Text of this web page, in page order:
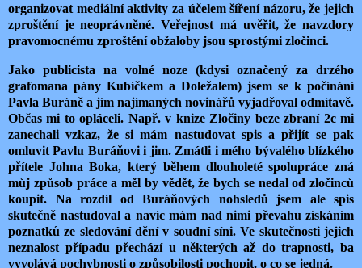
organizovat mediální aktivity za účelem šíření názoru, že jejich
zproštění je neoprávněné. Veřejnost má uvěřit, že navzdory
pravomocnému zproštění obžaloby jsou sprostými zločinci.
Jako publicista na volné noze (kdysi označený za drzého
grafomana pány Kubíčkem a Doležalem) jsem se k počínání
Pavla Buráně a jím najímaných novinářů vyjadřoval odmítavě.
Občas mi to opláceli. Např. v knize Zločiny beze zbraní 2c mi
zanechali vzkaz, že si mám nastudovat spis a přijít se pak
omluvit Pavlu Buráňovi i jim. Zmátli i mého bývalého blízkého
přítele Johna Boka, který během dlouholeté spolupráce zná
můj způsob práce a měl by vědět, že bych se nedal od zločinců
koupit. Na rozdíl od Buráňových nohsledů jsem ale spis
skutečně nastudoval a navíc mám nad nimi převahu získáním
poznatků ze sledování dění v soudní síni. Ve skutečnosti jejich
neznalost případu přechází u některých až do trapnosti, ba
vyvolává pochybnosti o způsobilosti pochopit, o co se jedná.